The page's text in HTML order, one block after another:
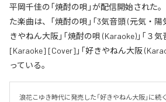
平岡千佳の「焼酎の唄」が配信開始された
た楽曲は、「焼酎の唄」「3気音頭 (元気・
きやねん大阪」「焼酎の唄 (Karaoke)」「３
[Karaoke] [Cover]」「好きやねん大阪
っている。
浪花こゆき時代に発売した「好きやねん大阪」に